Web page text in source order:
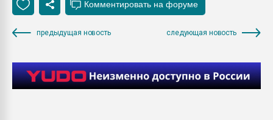
предыдущая новость следующая новость